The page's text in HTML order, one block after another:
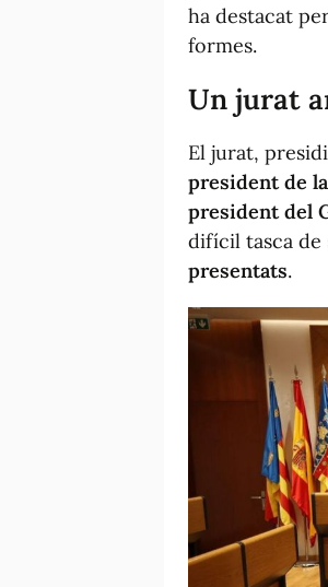
ha destacat
formes.
Un jurat
El jurat,
president de
president del
difícil tasca de
presentats.